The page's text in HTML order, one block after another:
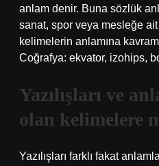
anlam denir. Buna sözlük
sanat, spor veya mesleğe
kelimelerin anlamına
Coğrafya: ekvator, izohips,
Yazılışları ve
olan kelimelere
Yazılışları farklı fakat